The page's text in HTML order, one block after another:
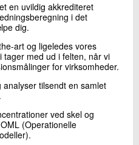
en uvildig akkrediteret
i det
dig.
art og ligeledes vores
tager med ud i felten, når vi
for virksomheder.
tilsendt en samlet
ved skel og
(Operationelle